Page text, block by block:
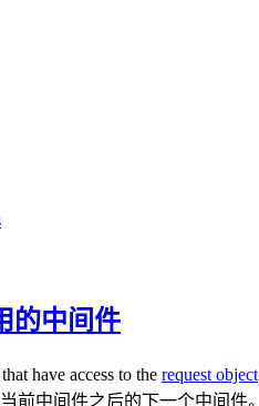
的中间件
have access to the request object
前中间件之后的下一个中间件。